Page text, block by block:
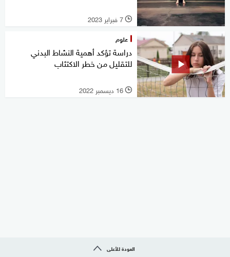
l 7 فبراير 2023
علوم
دراسة تؤكد أهمية النشاط البدني
للتقليل من خطر الاكتئاب
l 16 ديسمبر 2022
العودة للأعلى